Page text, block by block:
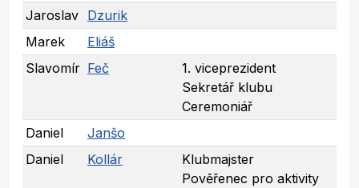
Jaroslav Dzurik
Marek
Eliáš
Slavomír Feč
1. viceprezident
Sekretář klubu
Ceremoniář
Daniel
Janšo
Daniel
Kollár
Klubmajster
Pověřenec pro aktivity